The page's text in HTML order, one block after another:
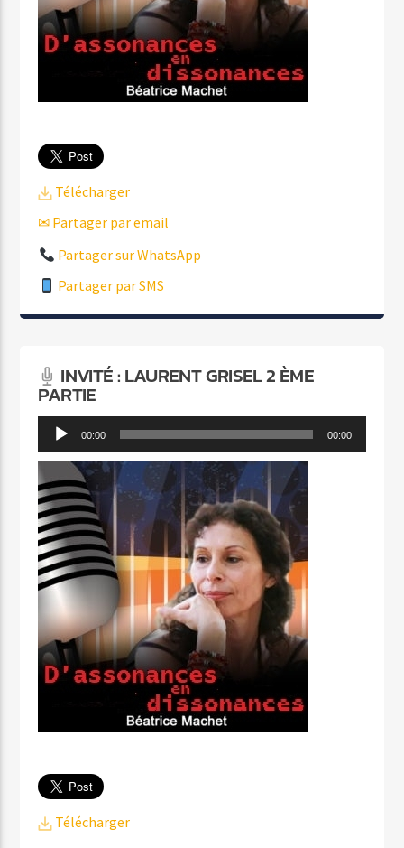
Télécharger
✉ Partager par email
Partager sur WhatsApp
Partager par SMS
INVITÉ : LAURENT GRISEL 2 ÈME
PARTIE
Lecteur
audio
00:00 00:00
Télécharger